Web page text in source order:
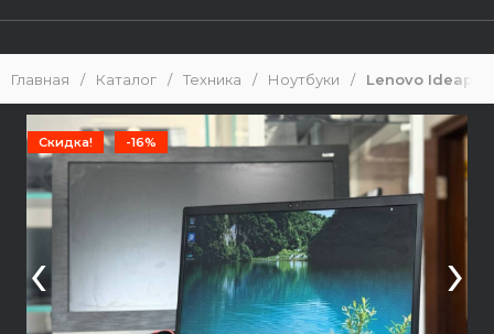
Главная / Каталог / Техника / Ноутбуки / Lenovo Ideapad
Скидка! -16%
‹ ›